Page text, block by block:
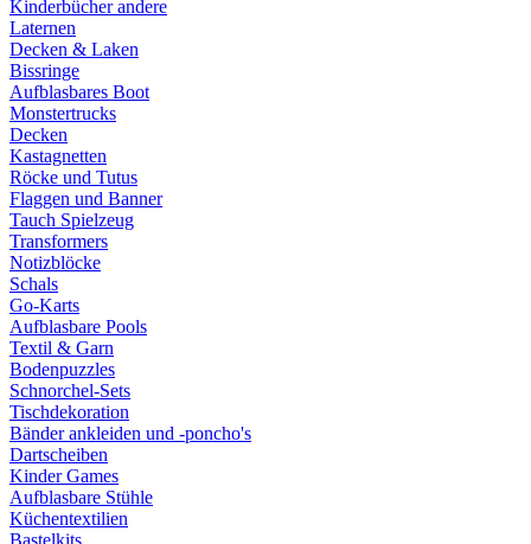
Kinderbücher andere
Laternen
Decken & Laken
Bissringe
Aufblasbares Boot
Monstertrucks
Decken
Kastagnetten
Röcke und Tutus
Flaggen und Banner
Tauch Spielzeug
Transformers
Notizblöcke
Schals
Go-Karts
Aufblasbare Pools
Textil & Garn
Bodenpuzzles
Schnorchel-Sets
Tischdekoration
Bänder ankleiden und -poncho's
Dartscheiben
Kinder Games
Aufblasbare Stühle
Küchentextilien
Bastelkits